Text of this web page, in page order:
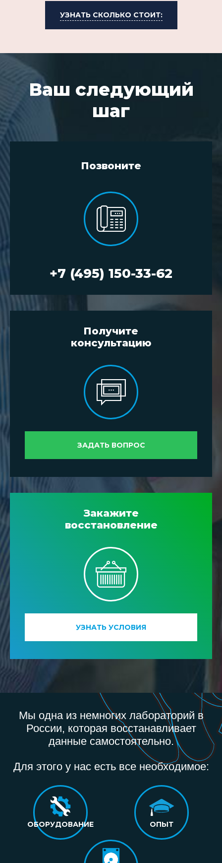
УЗНАТЬ СКОЛЬКО СТОИТ:
Ваш следующий
шаг
Позвоните
+7 (495) 150-33-62
Получите
консультацию
ЗАДАТЬ ВОПРОС
Закажите
восстановление
УЗНАТЬ УСЛОВИЯ
Мы одна из немногих лабораторий в
России, которая восстанавливает
данные самостоятельно.
Для этого у нас есть все необходимое:
ОБОРУДОВАНИЕ ОПЫТ